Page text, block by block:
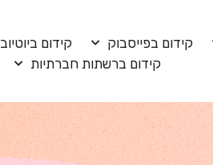
קידום בפייסבוק קידום ביוטיוב
קידום ברשתות חברתיות